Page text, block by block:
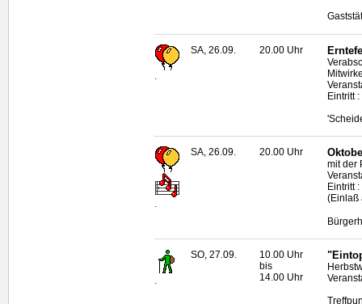
SA, 26.09. 20.00 Uhr
Eintritt
.
SA, 26.09. 20.00 Uhr
mit der
Eintritt
(Einlaß
.
SO, 27.09.
10.00 Uhr
bis
14.00 Uhr